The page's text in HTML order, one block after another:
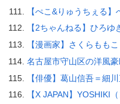
【ぺこ&りゅうちぇる】
【2ちゃんねる】ひろゆ
【漫画家】さくらももこ
名古屋市守山区の洋風豪
【俳優】葛山信吾＝細
【X JAPAN】YOSHIKI（